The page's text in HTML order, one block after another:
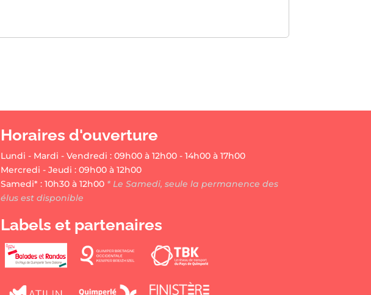
Horaires d'ouverture
Lundi - Mardi - Vendredi : 09h00 à 12h00 - 14h00 à 17h00
Mercredi - Jeudi : 09h00 à 12h00
Samedi* : 10h30 à 12h00* Le Samedi, seule la permanence des
élus est disponible
Labels et partenaires